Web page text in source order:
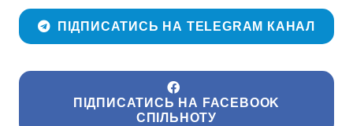
ПІДПИСАТИСЬ НА TELEGRAM КАНАЛ
ПІДПИСАТИСЬ НА FACEBOOK
СПІЛЬНОТУ